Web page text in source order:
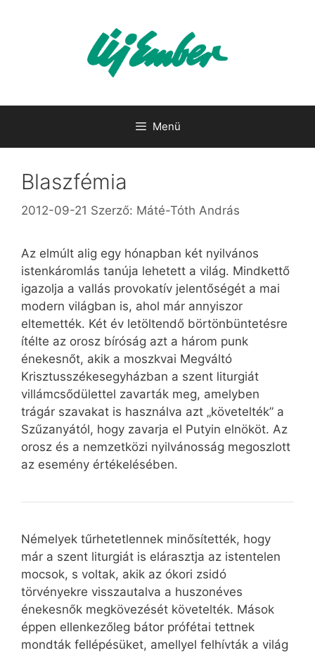
Menü
Blaszfémia
2012-09-21 Szerző: Máté-Tóth András
Az elmúlt alig egy hónapban két nyilvános
istenkáromlás tanúja lehetett a világ. Mindkettő
igazolja a vallás provokatív jelentőségét a mai
modern világban is, ahol már annyiszor
eltemették. Két év letöltendő börtönbüntetésre
ítélte az orosz bíróság azt a három punk
énekesnőt, akik a moszkvai Megváltó
Krisztusszékesegyházban a szent liturgiát
villámcsődülettel zavarták meg, amelyben
trágár szavakat is használva azt „követelték” a
Szűzanyától, hogy zavarja el Putyin elnököt. Az
orosz és a nemzetközi nyilvánosság megoszlott
az esemény értékelésében.
Némelyek tűrhetetlennek minősítették, hogy
már a szent liturgiát is elárasztja az istentelen
mocsok, s voltak, akik az ókori zsidó
törvényekre visszautalva a huszonéves
énekesnők megkövezését követelték. Mások
éppen ellenkezőleg bátor prófétai tettnek
mondták fellépésüket, amellyel felhívták a világ